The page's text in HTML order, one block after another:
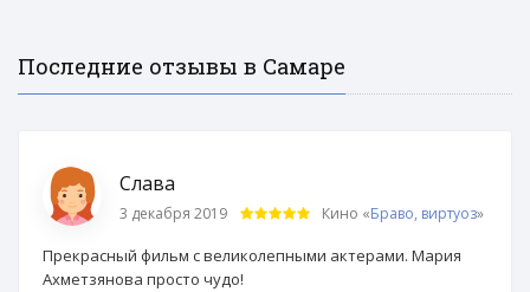
Последние отзывы в Самаре
Слава
3 декабря 2019 Кино «Браво, виртуоз»
Прекрасный фильм с великолепными актерами. Мария
Ахметзянова просто чудо!